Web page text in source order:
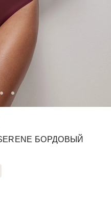
БОРДОВЫЙ